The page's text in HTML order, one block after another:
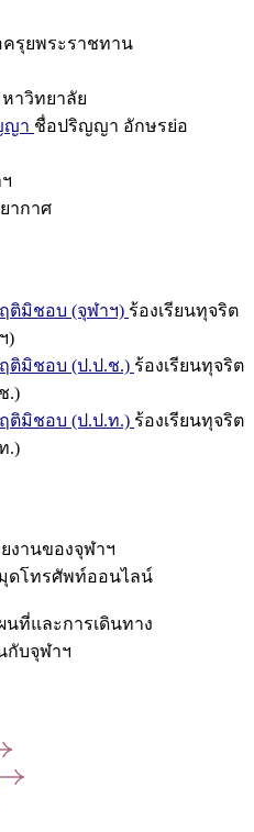
ครุยพระราชทาน
หาวิทยาลัย
ญา ชื่อปริญญา อักษรย่อ
ากาศ
ติมิชอบ (จุฬาฯ) ร้องเรียนทุจริต
)
ติมิชอบ (ป.ป.ช.) ร้องเรียนทุจริต
.)
ติมิชอบ (ป.ป.ท.) ร้องเรียนทุจริต
.)
งานของจุฬาฯ
ดโทรศัพท์ออนไลน์
นที่และการเดินทาง
กับจุฬาฯ